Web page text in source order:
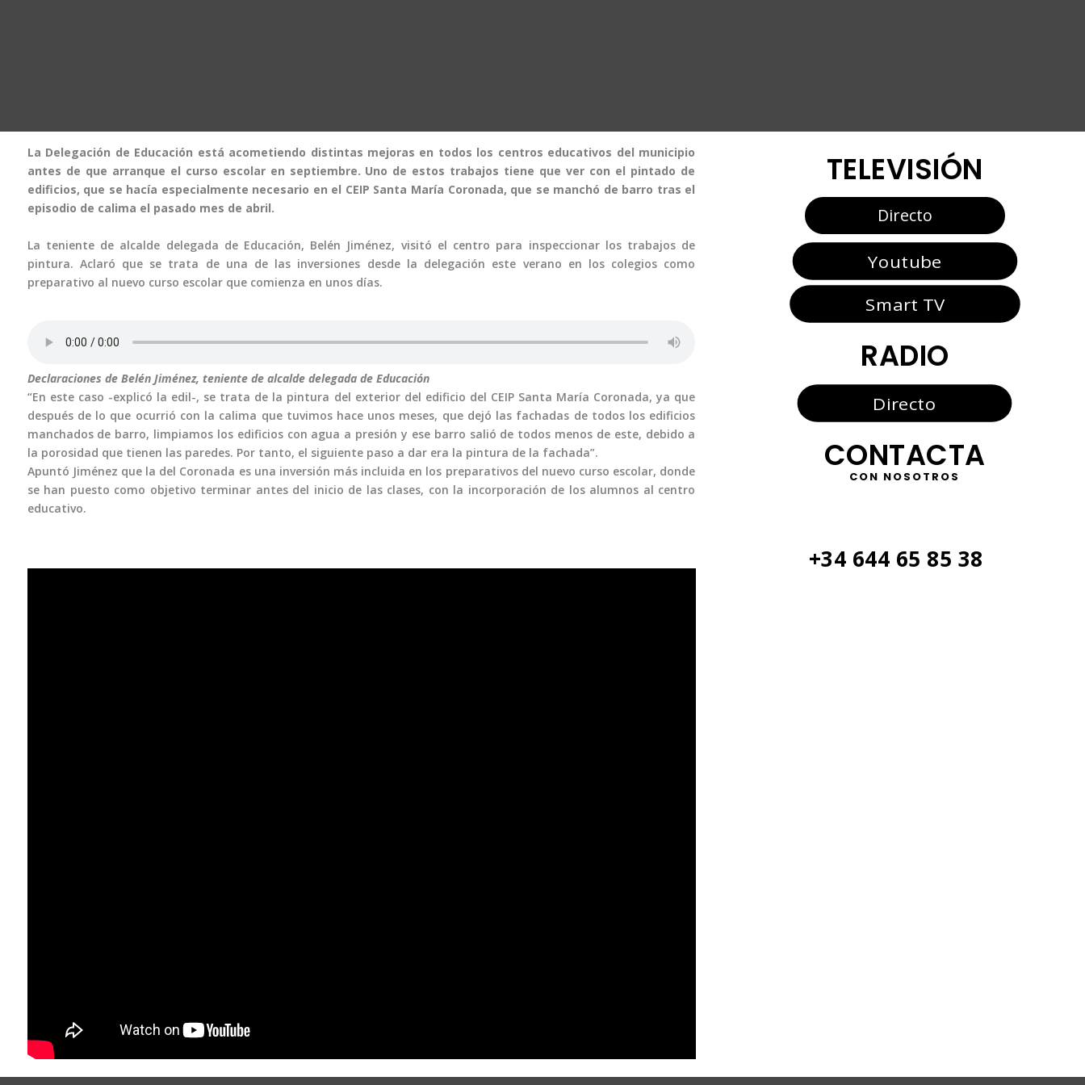
La Delegación de Educación está acometiendo distintas mejoras en todos los centros educativos del municipio
antes de que arranque el curso escolar en septiembre. Uno de estos trabajos tiene que ver con el pintado de
edificios, que se hacía especialmente necesario en el CEIP Santa María Coronada, que se manchó de barro tras el
episodio de calima el pasado mes de abril.
La teniente de alcalde delegada de Educación, Belén Jiménez, visitó el centro para inspeccionar los trabajos de
pintura. Aclaró que se trata de una de las inversiones desde la delegación este verano en los colegios como
preparativo al nuevo curso escolar que comienza en unos días.
Declaraciones de Belén Jiménez, teniente de alcalde delegada de Educación
“En este caso -explicó la edil-, se trata de la pintura del exterior del edificio del CEIP Santa María Coronada, ya que
después de lo que ocurrió con la calima que tuvimos hace unos meses, que dejó las fachadas de todos los edificios
manchados de barro, limpiamos los edificios con agua a presión y ese barro salió de todos menos de este, debido a
la porosidad que tienen las paredes. Por tanto, el siguiente paso a dar era la pintura de la fachada”.
Apuntó Jiménez que la del Coronada es una inversión más incluida en los preparativos del nuevo curso escolar, donde
se han puesto como objetivo terminar antes del inicio de las clases, con la incorporación de los alumnos al centro
educativo.
TELEVISIÓN
Directo
Youtube
Smart TV
RADIO
Directo
CONTACTA
CON NOSOTROS
+34 644 65 85 38